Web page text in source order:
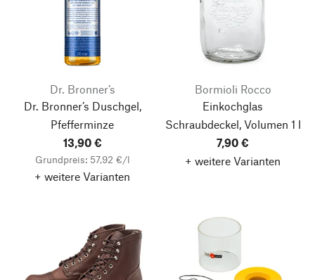
Dr. Bronner’s
Dr. Bronner’s Duschgel,
Pfefferminze
13,90 €
Grundpreis: 57,92 €/l
+ weitere Varianten
Bormioli Rocco
Einkochglas
Schraubdeckel, Volumen 1 l
7,90 €
+ weitere Varianten